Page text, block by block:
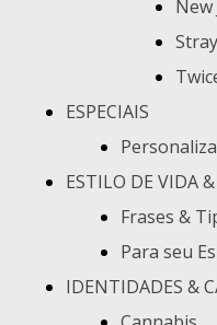
New
ESPECIAIS
ESTILO DE VIDA
Frases &
Para seu
IDENTIDADES &